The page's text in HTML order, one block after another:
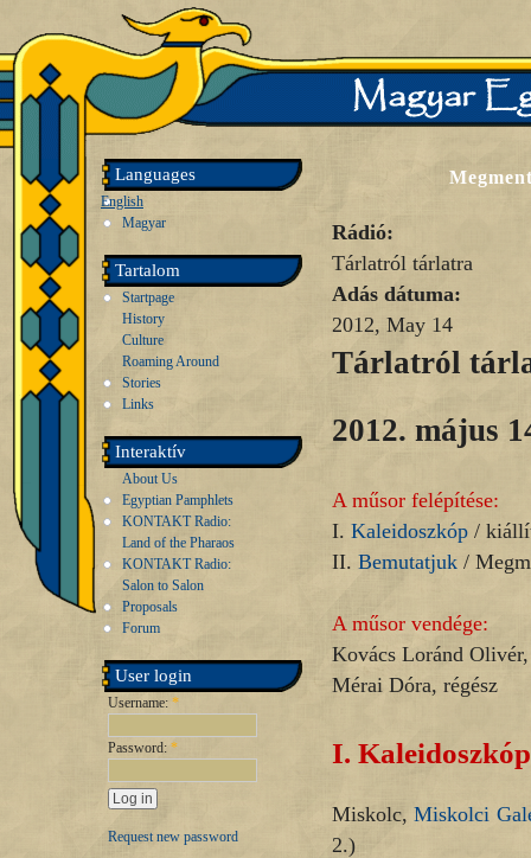
Languages
English
Magyar
Tartalom
Startpage
History
Culture
Roaming Around
Stories
Links
Interaktív
About Us
Egyptian Pamphlets
KONTAKT Radio:
Land of the Pharaos
KONTAKT Radio:
Salon to Salon
Proposals
Forum
User login
Username: *
Password: *
Request new password
Rádió:
Tárlatról tárlatra
Adás dátuma:
2012, May 14
Tárlatról
2012. május
A műsor felépítése:
I. Kaleidoszkóp /
II. Bemutatjuk /
A műsor vendége:
Kovács Loránd Olivér,
Mérai Dóra, régész
I. Kaleidoszkóp
Miskolc,Miskolci
2.)